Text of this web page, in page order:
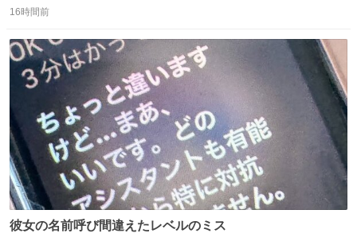
信
ト
数
数
16時間前
彼女の名前呼び間違えたレベルのミス